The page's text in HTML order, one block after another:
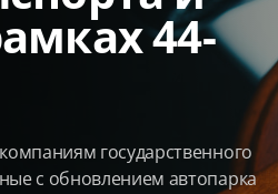
44-
государственного
с обновлением автопарка